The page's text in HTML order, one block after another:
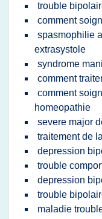
trouble
comment
spasmophilie
extrasystole
syndrome
comment
comment
homeopathie
severe major
traitement de
depression
trouble
depression
trouble
maladie